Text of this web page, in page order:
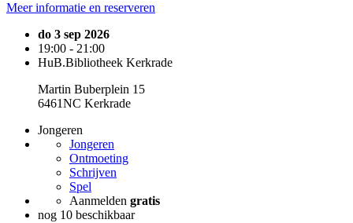
Meer informatie en reserveren
do 3 sep 2026
19:00 - 21:00
HuB.Bibliotheek Kerkrade
Martin Buberplein 15
6461NC Kerkrade
Jongeren
Jongeren
Ontmoeting
Schrijven
Spel
Aanmelden gratis
nog 10 beschikbaar